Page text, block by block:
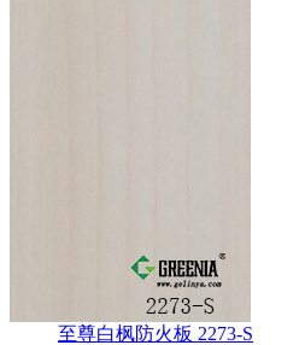
至尊白枫防火板 2273-S